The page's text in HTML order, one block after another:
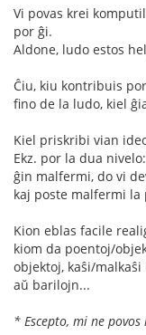
Vi povas krei
por ĝi.
Aldone, ludo estos
Ĉiu, kiu kontribuis
fino de la ludo, kiel
Kiel priskribi vian
Ekz. por la dua
ĝin malfermi, do vi
kaj poste malfermi la
Kion eblas facile
kiom da poentoj/
objektoj, kaŝi/
aŭ barilojn...
* Escepto, mi ne